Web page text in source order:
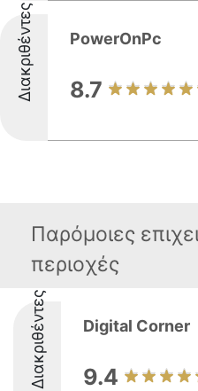
Διακριθέντες PowerOnPc
8.7
Παρόμοιες
περιοχές
Διακριθέντες Digital Corner
9.4